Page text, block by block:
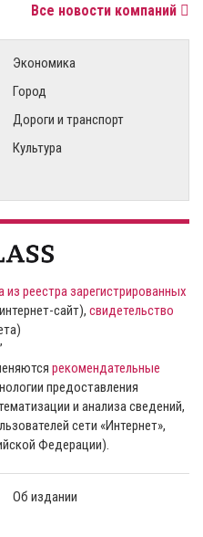
Все новости компаний
Экономика
Город
Дороги и транспорт
Культура
из реестра зарегистрированных
сайт), свидетельство
рекомендательные
предоставления
и анализа сведений,
сети «Интернет»,
Федерации).
Об издании